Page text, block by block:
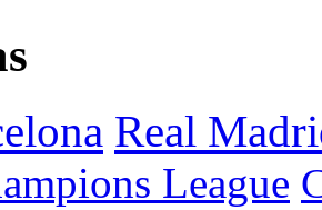
Real
League